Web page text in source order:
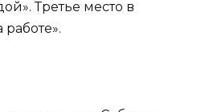
Третье место в